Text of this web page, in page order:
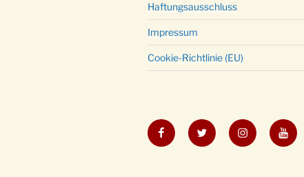
Haftungsausschluss
Impressum
Cookie-Richtlinie (EU)
FacebookTwitter Instagram